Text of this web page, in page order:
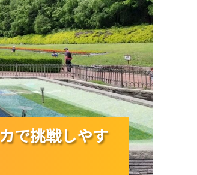
で挑戦しやす
で挑戦しやす
で挑戦しやす